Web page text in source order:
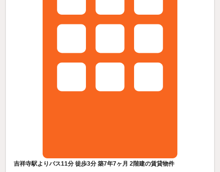
吉祥寺駅よりバス11分 徒歩3分 築7年7ヶ月 2階建の賃貸物件